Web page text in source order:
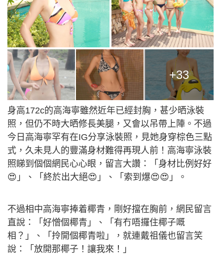
+33
身高172c的高海寧雖然近年已經封胸，甚少晒泳裝
照，但仍不時大晒修長美腿，又會以吊帶上陣。不過
今日高海寧罕有在IG分享泳裝照，見她身穿棕色三點
式，久未見人的豐滿身材難得再現人前！高海寧泳裝
照睇到個個網民心心眼，留言大讚：「身材比例好好
😍」、「終於出大絕😍」、「索到爆😍😍」。
不過相中高海寧捧着椰青，剛好擋在胸前，網民留言
直說：「好憎個椰青」、「有冇唔攞住椰子嘅
相？」、「拎開個椰青啦」，就連戴祖儀也留言笑
說：「放開那椰子！讓我來！」